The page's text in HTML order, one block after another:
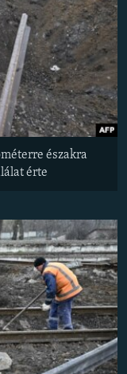
északra
érte